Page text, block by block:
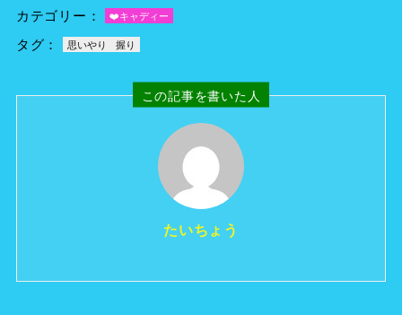
カテゴリー： ❤️キャディー
タグ： 思いやり 握り
この記事を書いた人
たいちょう